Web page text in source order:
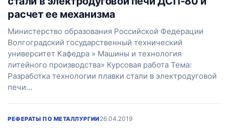
расчет ее механизма
Министерство образования Российской Федерации
Волгоградский государственный технический
университет Кафедра » Машины и технология
литейного производства» Курсовая работа Тема:
Разработка технологии плавки стали в электродуговой
печи…
РЕФЕРАТЫ ПО МЕТАЛЛУРГИИ26.04.2019